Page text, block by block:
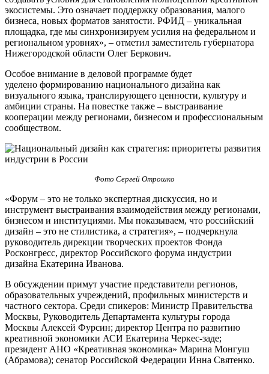
экосистемы. Это означает поддержку образования, малого
бизнеса, новых форматов занятости. РФИД – уникальная
площадка, где мы синхронизируем усилия на федеральном и
региональном уровнях», – отметил заместитель губернатора
Нижегородской области Олег Беркович.
Особое внимание в деловой программе будет
уделено формированию национального дизайна как
визуального языка, транслирующего ценности, культуру и
амбиции страны. На повестке также – выстраивание
кооперации между регионами, бизнесом и профессиональным
сообществом.
Фото Сергей Отрошко
«Форум – это не только экспертная дискуссия, но и
инструмент выстраивания взаимодействия между регионами,
бизнесом и институциями. Мы показываем, что российский
дизайн – это не стилистика, а стратегия», – подчеркнула
руководитель дирекции творческих проектов Фонда
Росконгресс, директор Российского форума индустрии
дизайна Екатерина Иванова.
В обсуждении примут участие представители регионов,
образовательных учреждений, профильных министерств и
частного сектора. Среди спикеров: Министр Правительства
Москвы, Руководитель Департамента культуры города
Москвы Алексей Фурсин; директор Центра по развитию
креативной экономики АСИ Екатерина Черкес-заде;
президент АНО «Креативная экономика» Марина Монгуш
(Абрамова); сенатор Российской Федерации Инна Святенко.